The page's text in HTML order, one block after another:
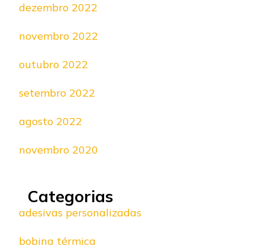
dezembro 2022
novembro 2022
outubro 2022
setembro 2022
agosto 2022
novembro 2020
Categorias
adesivas personalizadas
bobina térmica